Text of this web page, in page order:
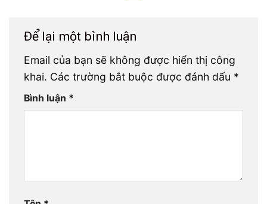
Để lại một bình luận
Email của bạn sẽ không được hiển thị công
khai. Các trường bắt buộc được đánh dấu *
Bình luận *